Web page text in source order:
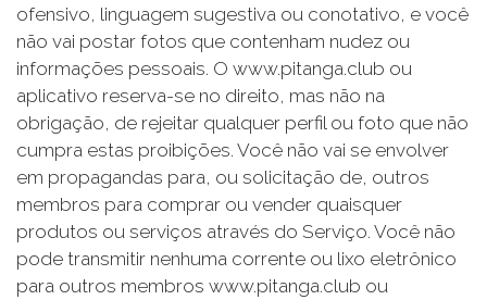
ofensivo, linguagem sugestiva ou conotativo, e você
não vai postar fotos que contenham nudez ou
informações pessoais. O www.pitanga.club ou
aplicativo reserva-se no direito, mas não na
obrigação, de rejeitar qualquer perfil ou foto que não
cumpra estas proibições. Você não vai se envolver
em propagandas para, ou solicitação de, outros
membros para comprar ou vender quaisquer
produtos ou serviços através do Serviço. Você não
pode transmitir nenhuma corrente ou lixo eletrônico
para outros membros www.pitanga.club ou